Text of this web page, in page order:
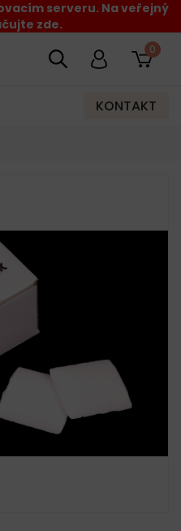
serveru. Na veřejný
zde.
0
KONTAKT